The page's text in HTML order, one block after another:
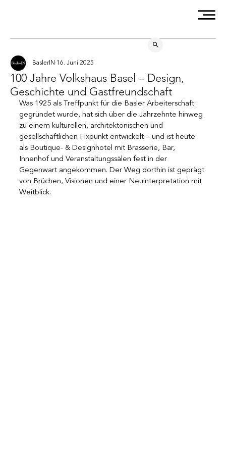
100 Jahre Volkshaus Basel – Design,
Geschichte und Gastfreundschaft
BaslerIN 16. Juni 2025
Was 1925 als Treffpunkt für die Basler Arbeiterschaft
gegründet wurde, hat sich über die Jahrzehnte hinweg
zu einem kulturellen, architektonischen und
gesellschaftlichen Fixpunkt entwickelt – und ist heute
als Boutique- & Designhotel mit Brasserie, Bar,
Innenhof und Veranstaltungssälen fest in der
Gegenwart angekommen. Der Weg dorthin ist geprägt
von Brüchen, Visionen und einer Neuinterpretation mit
Weitblick.